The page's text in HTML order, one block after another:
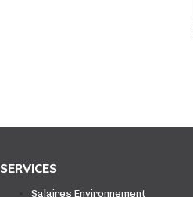
SERVICES
Salaires Environnement